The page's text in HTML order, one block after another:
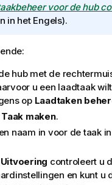
voor de hub
in het Engels).
hub met de
u een laadtaak
op Laadtaken
Taak maken.
naam in voor de taak
Uitvoering controleert u
en kunt u